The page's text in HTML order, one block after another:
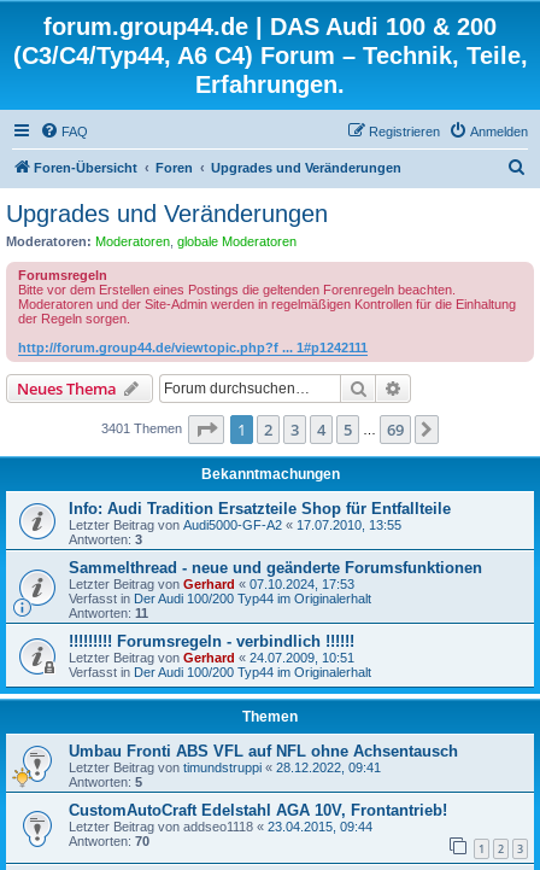
forum.group44.de | DAS Audi 100 & 200
(C3/C4/Typ44, A6 C4) Forum – Technik, Teile,
Erfahrungen.
FAQ Anmelden
Registrieren
Foren-Übersicht Foren Upgrades und Veränderungen
Upgrades und Veränderungen
Moderatoren: Moderatoren globale Moderatoren
Forumsregeln
Bitte vor dem Erstellen eines Postings die geltenden Forenregeln beachten.
Moderatoren und der Site-Admin werden in regelmäßigen Kontrollen für die Einhaltung
der Regeln sorgen.
http://forum.group44.de/viewtopic.php?f ... 1#p1242111
Neues Thema Suche
3401 Themen Seite 1von 69
1 2 3 4 5 69
Bekanntmachungen
Info: Audi Tradition Ersatzteile Shop für Entfallteile
Letzter Beitrag von Audi5000-GF-A2 « 17.07.2010, 13:55
Antworten: 3
Sammelthread - neue und geänderte Forumsfunktionen
Letzter Beitrag von Gerhard « 07.10.2024, 17:53
Verfasst in Der Audi 100/200 Typ44 im Originalerhalt
Antworten: 11
!!!!!!!!! Forumsregeln - verbindlich !!!!!!
Letzter Beitrag von Gerhard « 24.07.2009, 10:51
Verfasst in Der Audi 100/200 Typ44 im Originalerhalt
Themen
Umbau Fronti ABS VFL auf NFL ohne Achsentausch
Letzter Beitrag von timundstruppi « 28.12.2022, 09:41
Antworten: 5
CustomAutoCraft Edelstahl AGA 10V, Frontantrieb!
Letzter Beitrag von addseo1118 « 23.04.2015, 09:44
Antworten: 70 1 2 3